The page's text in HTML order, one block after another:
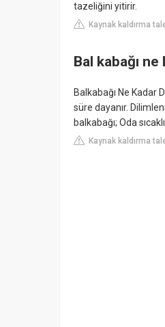
tazeliğini yitirir.
Kaynak kaldırma
Bal kabağı
Balkabağı Ne Kadar
süre dayanır.
balkabağı; Oda
Kaynak kaldırma